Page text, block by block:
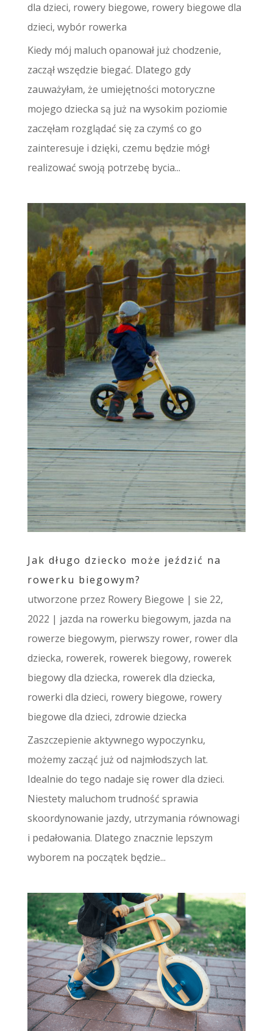
dla dzieci, rowery biegowe, rowery biegowe dla
dzieci, wybór rowerka
Kiedy mój maluch opanował już chodzenie,
zaczął wszędzie biegać. Dlatego gdy
zauważyłam, że umiejętności motoryczne
mojego dziecka są już na wysokim poziomie
zaczęłam rozglądać się za czymś co go
zainteresuje i dzięki, czemu będzie mógł
realizować swoją potrzebę bycia...
Jak długo dziecko może jeździć na
rowerku biegowym?
utworzone przez Rowery Biegowe | sie 22,
2022 | jazda na rowerku biegowym, jazda na
rowerze biegowym, pierwszy rower, rower dla
dziecka, rowerek, rowerek biegowy, rowerek
biegowy dla dziecka, rowerek dla dziecka,
rowerki dla dzieci, rowery biegowe, rowery
biegowe dla dzieci, zdrowie dziecka
Zaszczepienie aktywnego wypoczynku,
możemy zacząć już od najmłodszych lat.
Idealnie do tego nadaje się rower dla dzieci.
Niestety maluchom trudność sprawia
skoordynowanie jazdy, utrzymania równowagi
i pedałowania. Dlatego znacznie lepszym
wyborem na początek będzie...